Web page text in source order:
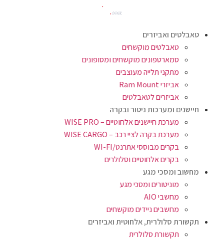
טאבלטים ואביזרים
טאבלטים מוקשחים
סמארטפונים מוקשחים ומסופונים
מתקני תלייה מעוצבים
אביזרי Ram Mount
אביזרים לטאבלטים
חיישנים ומערכות ניטור ובקרה
מערכת חיישנים אלחוטיים – WISE PRO
מערכת בקרה לציי רכב – WISE CARGO
בקרים מבוססי אתרנט/WI-FI
בקרים אלחוטיים וסלולרים
מחשוב ומסכי מגע
מוניטורים ומסכי מגע
מחשבי AIO
מחשבים ניידים מוקשחים
תקשורת סלולרית, אלחוטית ואביזרים
תקשורת סלולרית